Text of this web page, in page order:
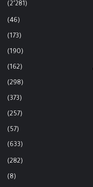
(2٬281)
(46)
(173)
(190)
(162)
(298)
(373)
(257)
(57)
(633)
(282)
(8)